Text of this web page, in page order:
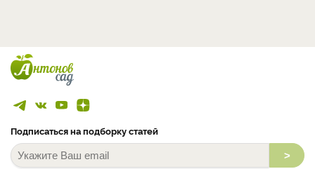
Подписаться на подборку статей
>